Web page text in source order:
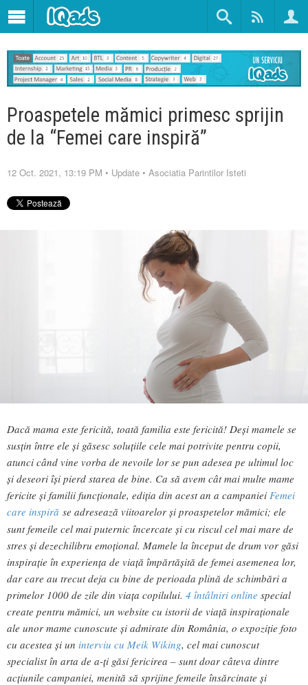
Proaspetele mămici primesc sprijin
de la “Femei care inspiră”
12 Oct. 2021, 13:19 PM • Update • Asociatia Parintilor Isteti
Dacă mama este fericită, toată familia este fericită! Deși mamele se
susțin între ele și găsesc soluțiile cele mai potrivite pentru copii,
atunci când vine vorba de nevoile lor se pun adesea pe ultimul loc
și deseori își pierd starea de bine. Ca să avem câtmai multe mame
fericite și familii funcționale, ediția din acest an a campaniei Femei
care inspiră se adresează viitoarelor și proaspetelor mămici; ele
suntfemeile cel mai puternic încercate și cu riscul cel mai mare de
stres și dezechilibru emoțional. Mamele la început de drum vor găsi
inspirație în experiența de viață împărtășită de femei asemenea lor,
dar care au trecut deja cu bine de perioada plină de schimbări a
primelor 1000 de zile din viața copilului. 4 întâlniri online special
create pentru mămici, un website cu istorii de viață inspiraționale
ale unor mame cunoscute și admirate din România, o expoziție foto
cu acestea și un interviu cu Meik Wiking, cel mai cunoscut
specialist în arta de a-ți găsi fericirea – sunt doar câteva dintre
acțiunile campaniei, menită să sprijine femeile însărcinate și